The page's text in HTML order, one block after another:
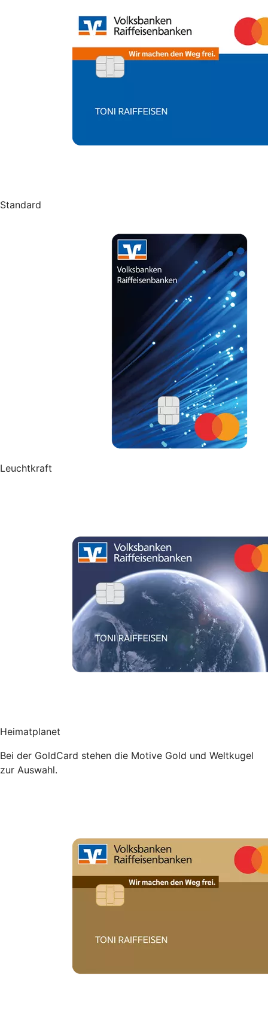
Standard
Leuchtkraft
Heimatplanet
Bei der GoldCard stehen die Motive Gold und Weltkugel
zur Auswahl.